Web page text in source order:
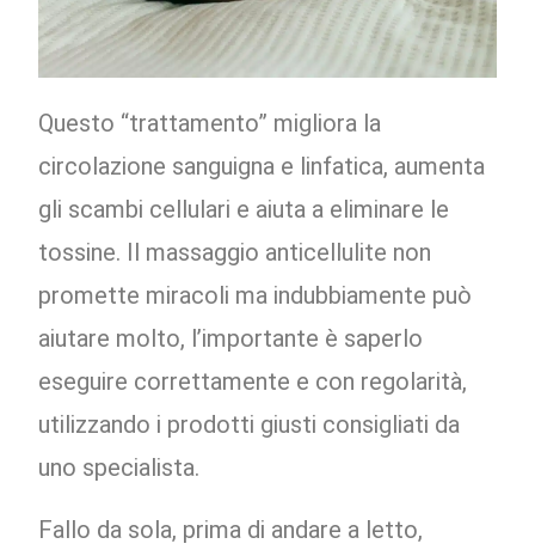
Questo “trattamento” migliora la
circolazione sanguigna e linfatica, aumenta
gli scambi cellulari e aiuta a eliminare le
tossine. Il massaggio anticellulite non
promette miracoli ma indubbiamente può
aiutare molto, l’importante è saperlo
eseguire correttamente e con regolarità,
utilizzando i prodotti giusti consigliati da
uno specialista.
Fallo da sola, prima di andare a letto,